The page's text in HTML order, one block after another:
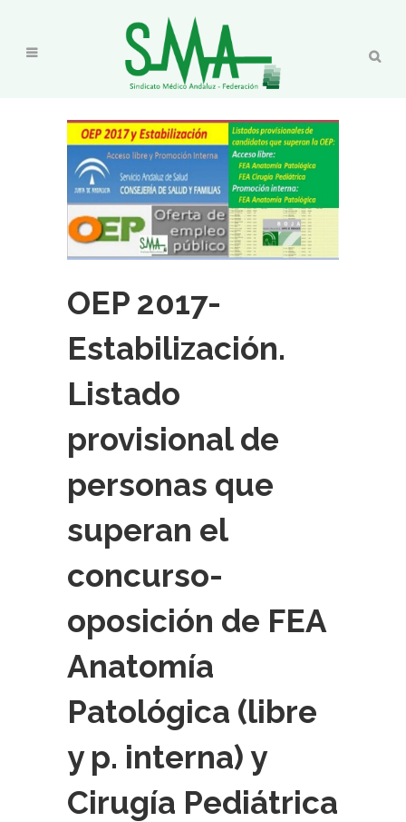
OEP 2017-
Estabilización.
Listado
provisional de
personas que
superan el
concurso-
oposición de FEA
Anatomía
Patológica (libre
y p. interna) y
Cirugía Pediátrica